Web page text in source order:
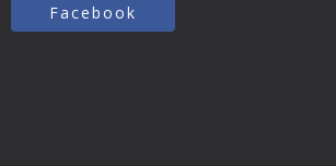
Facebook